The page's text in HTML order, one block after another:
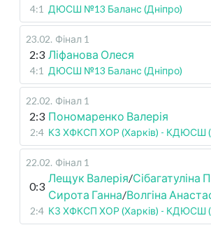
4:1 ДЮСШ №13 Баланс (Дніпро)
23.02. Фінал 1
2:3 Ліфанова Олеся
4:1 ДЮСШ №13 Баланс (Дніпро)
22.02. Фінал 1
2:3 Пономаренко Валерія
2:4 КЗ ХФКСП ХОР (Харків) - КДЮСШ
22.02. Фінал 1
0:3
Лещук Валерія/Сібагатуліна
Сирота Ганна/Волгіна
2:4 КЗ ХФКСП ХОР (Харків) - КДЮСШ